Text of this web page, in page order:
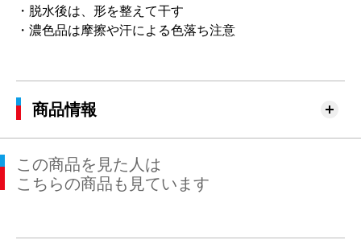
・脱水後は、形を整えて干す
・濃色品は摩擦や汗による色落ち注意
商品情報
この商品を見た人は
こちらの商品も見ています